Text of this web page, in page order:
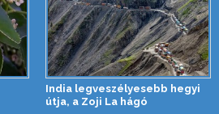
India legveszélyesebb hegyi
útja, a Zoji La hágó